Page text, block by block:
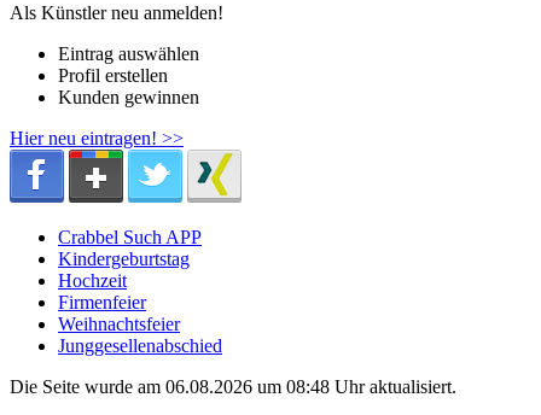
Als Künstler neu anmelden!
Eintrag auswählen
Profil erstellen
Kunden gewinnen
Hier neu eintragen! >>
Crabbel Such APP
Kindergeburtstag
Hochzeit
Firmenfeier
Weihnachtsfeier
Junggesellenabschied
Die Seite wurde am 06.08.2026 um 08:48 Uhr aktualisiert.